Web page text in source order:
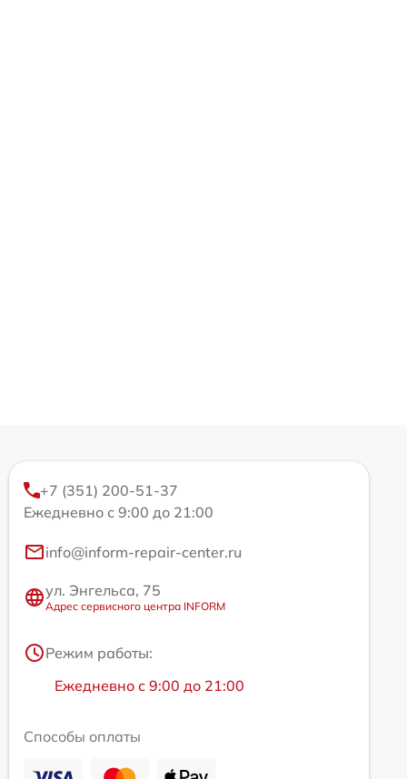
+7 (351) 200-51-37
Ежедневно с 9:00 до 21:00
info@inform-repair-center.ru
ул. Энгельса, 75
Адрес сервисного центра INFORM
Режим работы:
Ежедневно с 9:00 до 21:00
Способы оплаты